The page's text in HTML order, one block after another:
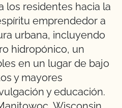
los residentes hacia la
emprendedor a
urbana, incluyendo
hidropónico, un
en un lugar de bajo
y mayores
y educación.